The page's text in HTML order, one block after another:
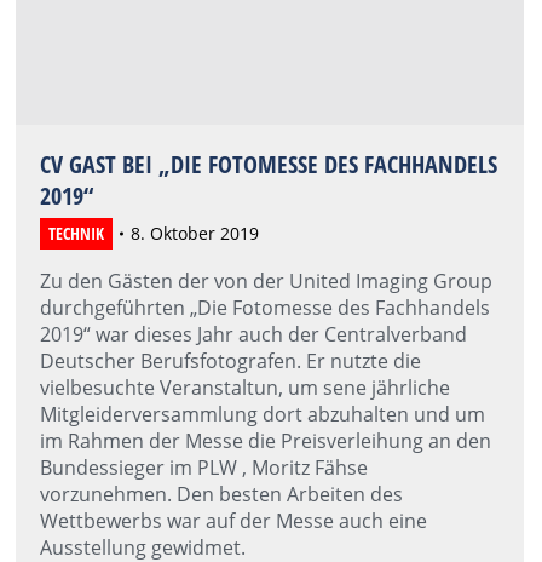
CV GAST BEI „DIE FOTOMESSE DES FACHHANDELS
2019“
TECHNIK 8. Oktober 2019
Zu den Gästen der von der United Imaging Group
durchgeführten „Die Fotomesse des Fachhandels
2019“ war dieses Jahr auch der Centralverband
Deutscher Berufsfotografen. Er nutzte die
vielbesuchte Veranstaltun, um sene jährliche
Mitgleiderversammlung dort abzuhalten und um
im Rahmen der Messe die Preisverleihung an den
Bundessieger im PLW , Moritz Fähse
vorzunehmen. Den besten Arbeiten des
Wettbewerbs war auf der Messe auch eine
Ausstellung gewidmet.